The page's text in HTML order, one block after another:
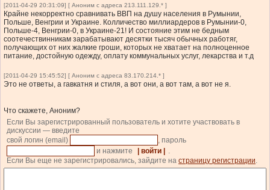
[2011-04-29 20:31:09] [ Аноним с адреса 213.111.129.* ]
Крайне некорректно сравнивать ВВП на душу населения в Румынии,
Польше, Венгрии и Украине. Колличество миллиардеров в Румынии-0,
Польше-4, Венгрии-0, в Украине-21! И состояние этим не бедным
соотечествинникам зарабатывают десятки тысяч обычных работяг,
получающих от них жалкие гроши, которых не хватает на полноценное
питание, достойную одежду, оплату коммунальных услуг, лекарства и т.д
[2011-04-29 15:45:52] [ Аноним с адреса 83.170.214.* ]
Это не ответы, а гавкатня и стиля, а вот они, а вот там, а вот не я.
Что скажете, Аноним?
Если Вы зарегистрированный пользователь и хотите участвовать в
дискуссии — введите
свой логин (email)
, пароль
и нажмите
| войти |
.
Если Вы еще не зарегистрировались, зайдите на страницу регистрации.